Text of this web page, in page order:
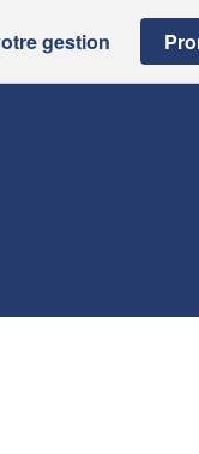
gestion